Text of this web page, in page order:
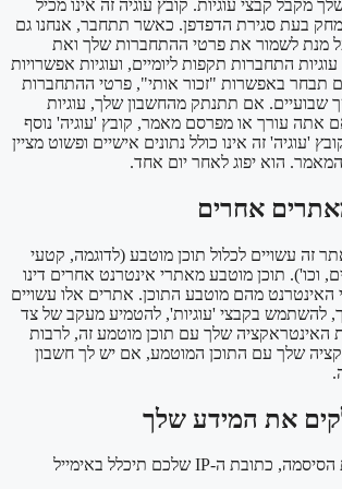
מקבל קבצי עוגיות. קובץ עוגיה זה אינו מכיל
בעת סגירת הדפדפן. כאשר תתחבר, אנחנו גם
על מנת לשמור את פרטי ההתחברות שלך ואת
התחברות תקפות ליומיים, ועוגיות אפשרויות
תבחר באפשרות "זכור אותי", פרטי ההתחברות
שבועיים. אם תתנתק מהחשבון שלך, עוגיות
אתה עורך או מפרסם מאמר, קובץ 'עוגיה' נוסף
'עוגיה' זה אינו כולל נתונים אישיים ופשוט מציין
הוא יפוג לאחר יום אחד.
אחרים
זה עשויים לכלול תוכן מוטבע (לדוגמה, קטעי
וכו'). תוכן מוטבע מאתרי אינטרנט אחרים דינו
האינטרנט מהם מוטבע התוכן. אתרים אלו עשויים
להשתמש בקבצי 'עוגיות', להטמיע מעקב של צד
האינטראקציה שלך עם תוכן מוטמע זה, לרבות
שלך עם התוכן המוטמע, אם יש לך חשבון
את המידע שלך
אם תבקשו לאפס את הסיסמה, כתובת ה-IP שלכם תיכלל באימייל